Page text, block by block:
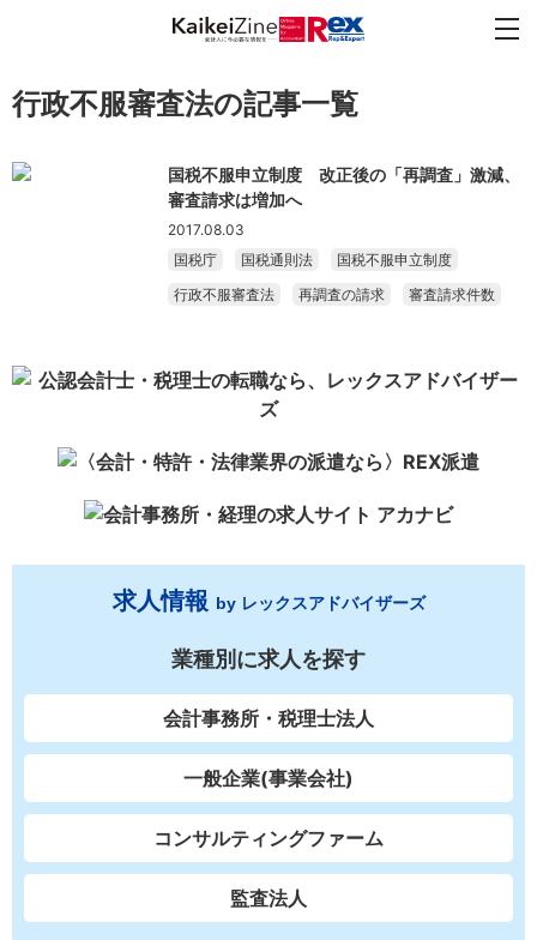
行政不服審査法の記事一覧
国税不服申立制度 改正後の「再調査」激減、
審査請求は増加へ
2017.08.03
国税庁
国税通則法
国税不服申立制度
行政不服審査法
再調査の請求 審査請求件数
求人情報 by レックスアドバイザーズ
業種別に求人を探す
会計事務所・税理士法人
一般企業(事業会社)
コンサルティングファーム
監査法人